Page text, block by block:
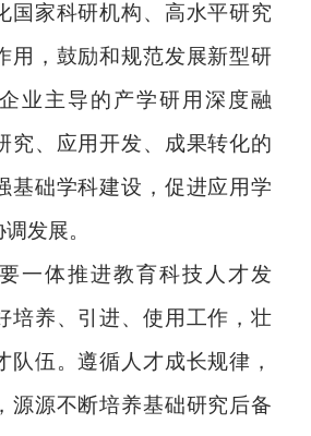
国家科研机构、高水平研究
用，鼓励和规范发展新型研
业主导的产学研用深度融
究、应用开发、成果转化的
基础学科建设，促进应用学
发展。
一体推进教育科技人才发
培养、引进、使用工作，壮
队伍。遵循人才成长规律，
源源不断培养基础研究后备